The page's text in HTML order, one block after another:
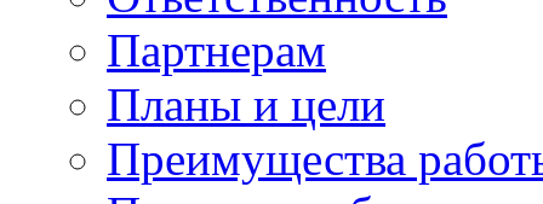
Партнерам
Планы и цели
Преимущества